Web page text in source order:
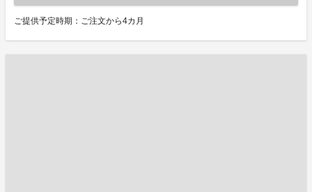
ご提供予定時期：ご注文から4カ月